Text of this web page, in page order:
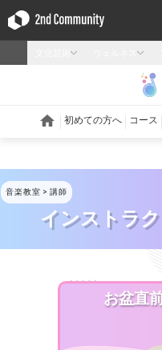
音楽教室 講師
インストラ
お盆直